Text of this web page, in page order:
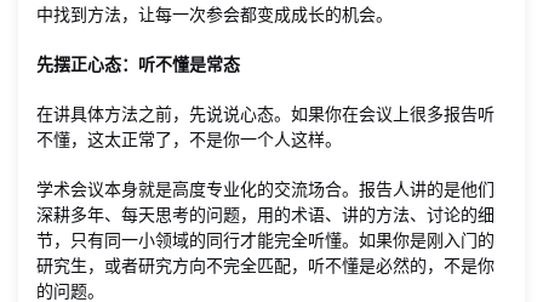
中找到方法，让每一次参会都变成成长的机会。
先摆正心态：听不懂是常态
在讲具体方法之前，先说说心态。如果你在会议上很多报告听
不懂，这太正常了，不是你一个人这样。
学术会议本身就是高度专业化的交流场合。报告人讲的是他们
深耕多年、每天思考的问题，用的术语、讲的方法、讨论的细
节，只有同一小领域的同行才能完全听懂。如果你是刚入门的
研究生，或者研究方向不完全匹配，听不懂是必然的，不是你
的问题。